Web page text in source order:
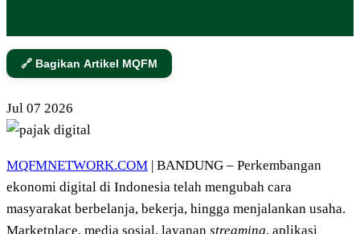
🔗 Bagikan Artikel MQFM
Jul 07 2026
MQFMNETWORK.COM | BANDUNG – Perkembangan
ekonomi digital di Indonesia telah mengubah cara
masyarakat berbelanja, bekerja, hingga menjalankan usaha.
Marketplace, media sosial, layanan streaming, aplikasi